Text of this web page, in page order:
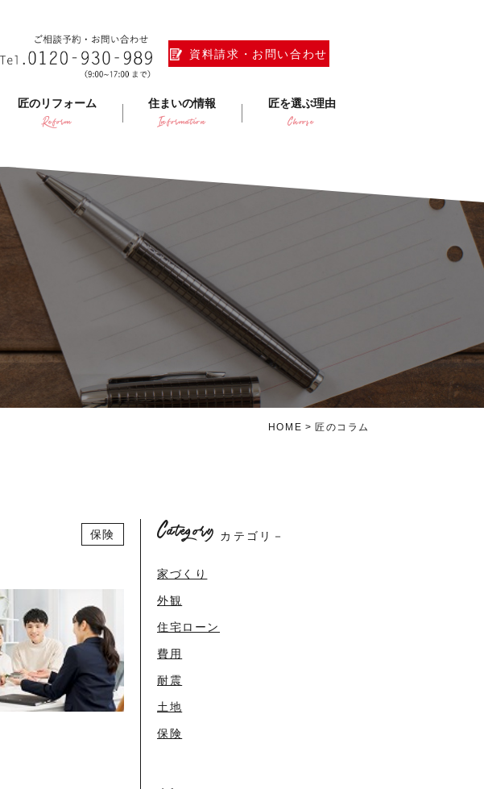
資料請求・お問い合わせ
匠のリフォーム
Reform
住まいの情報
Information
匠を選ぶ理由
Choose
HOME 匠のコラム
保険 Category カテゴリ－
家づくり
外観
住宅ローン
費用
耐震
土地
保険